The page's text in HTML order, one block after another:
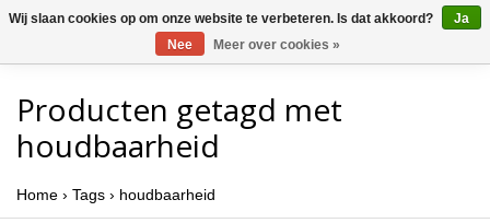
Producten getagd met
houdbaarheid
Home › Tags › houdbaarheid
Wij slaan cookies op om onze website te verbeteren. Is dat akkoord?
Ja
Nee
Meer over cookies »